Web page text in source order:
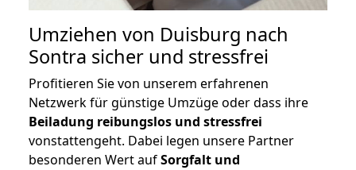
Umziehen von Duisburg nach
Sontra sicher und stressfrei
Profitieren Sie von unserem erfahrenen
Netzwerk für günstige Umzüge oder dass ihre
Beiladung reibungslos und stressfrei
vonstattengeht. Dabei legen unsere Partner
besonderen Wert aufSorgfalt und